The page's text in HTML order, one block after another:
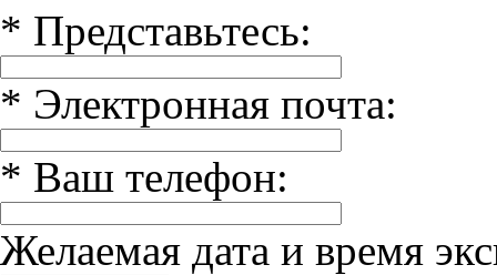
* Представьтесь:
* Электронная почта:
* Ваш телефон:
Желаемая дата и время